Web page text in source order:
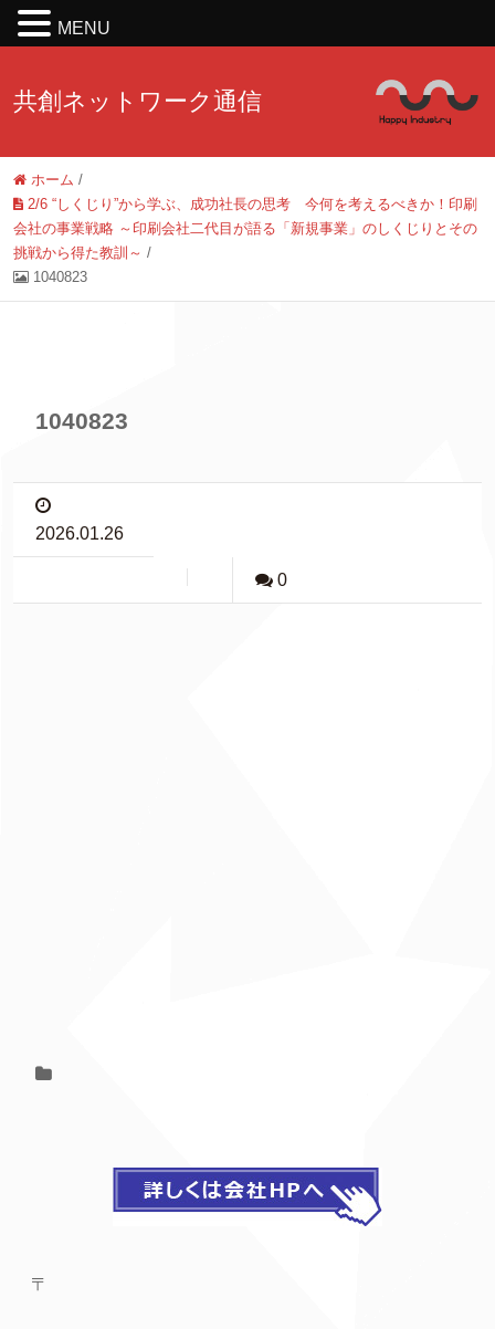
共創ネットワーク通信
ホーム /
2/6 “しくじり”から学ぶ、成功社長の思考 今何を考えるべきか！印刷
会社の事業戦略 ～印刷会社二代目が語る「新規事業」のしくじりとその
挑戦から得た教訓～ /
1040823
1040823
2026.01.26
0
〒
MENU